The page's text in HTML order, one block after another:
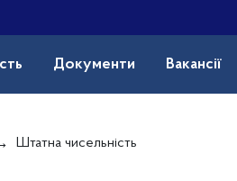
Документи Вакансії
Штатна чисельність